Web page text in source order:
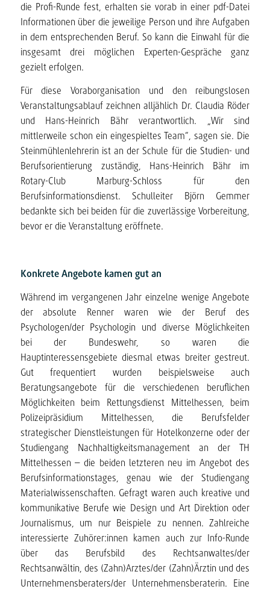
die Profi-Runde fest, erhalten sie vorab in einer pdf-Datei
Informationen über die jeweilige Person und ihre Aufgaben
in dem entsprechenden Beruf. So kann die Einwahl für die
insgesamt drei möglichen Experten-Gespräche ganz
gezielt erfolgen.
Für diese Voraborganisation und den reibungslosen
Veranstaltungsablauf zeichnen alljählich Dr. Claudia Röder
und Hans-Heinrich Bähr verantwortlich. „Wir sind
mittlerweile schon ein eingespieltes Team“, sagen sie. Die
Steinmühlenlehrerin ist an der Schule für die Studien- und
Berufsorientierung zuständig, Hans-Heinrich Bähr im
Rotary-Club Marburg-Schloss für den
Berufsinformationsdienst. Schulleiter Björn Gemmer
bedankte sich bei beiden für die zuverlässige Vorbereitung,
bevor er die Veranstaltung eröffnete.
Konkrete Angebote kamen gut an
Während im vergangenen Jahr einzelne wenige Angebote
der absolute Renner waren wie der Beruf des
Psychologen/der Psychologin und diverse Möglichkeiten
bei der Bundeswehr, so waren die
Hauptinteressensgebiete diesmal etwas breiter gestreut.
Gut frequentiert wurden beispielsweise auch
Beratungsangebote für die verschiedenen beruflichen
Möglichkeiten beim Rettungsdienst Mittelhessen, beim
Polizeipräsidium Mittelhessen, die Berufsfelder
strategischer Dienstleistungen für Hotelkonzerne oder der
Studiengang Nachhaltigkeitsmanagement an der TH
Mittelhessen – die beiden letzteren neu im Angebot des
Berufsinformationstages, genau wie der Studiengang
Materialwissenschaften. Gefragt waren auch kreative und
kommunikative Berufe wie Design und Art Direktion oder
Journalismus, um nur Beispiele zu nennen. Zahlreiche
interessierte Zuhörer:innen kamen auch zur Info-Runde
über das Berufsbild des Rechtsanwaltes/der
Rechtsanwältin, des (Zahn)Arztes/der (Zahn)Ärztin und des
Unternehmensberaters/der Unternehmensberaterin. Eine